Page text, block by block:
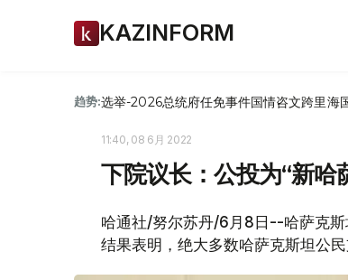
KAZINFORM
趋势:选举-2026总统府任免事件国情咨文跨里海
11:40, 08 6月 2022
下院议长：公投为“新哈
哈通社/努尔苏丹/6月8日--哈萨克斯
结果表明，绝大多数哈萨克斯坦公民